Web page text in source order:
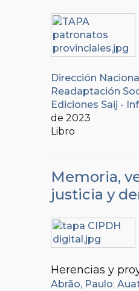
Dirección
Readaptación
Ediciones Saij -
de 2023
Libro
Memoria,
justicia y
Herencias y
Abrão, Paulo;